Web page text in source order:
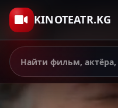
KINOTEATR.KG